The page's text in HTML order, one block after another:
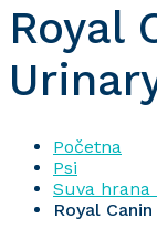
Royal
Početna
Psi
Suva hrana
Royal